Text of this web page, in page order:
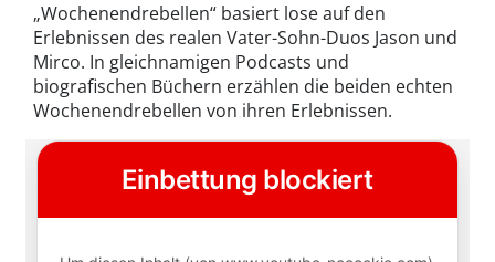
„Wochenendrebellen“ basiert lose auf den
Erlebnissen des realen Vater-Sohn-Duos Jason und
Mirco. In gleichnamigen Podcasts und
biografischen Büchern erzählen die beiden echten
Wochenendrebellen von ihren Erlebnissen.